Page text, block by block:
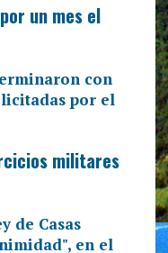
un mes el
militares